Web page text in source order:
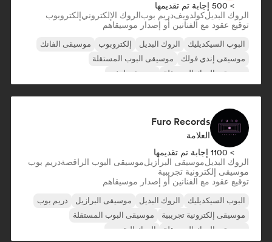
> 500 إجابة تم تقديمها
الروك البديلكولدويفدريم بوبالروك الإلكترونيإلكتروبوب
توقيع عقود مع الفنانين أو إصدار موسيقاهم
البوب السيكديليك الروك البديل إلكتروبوب
موسيقى الفانك
موسيقى إندي فولك
موسيقى البوب المستقلة
موسيقى الروك المستقلة
موسيقى لوفي
Furo Records
العلامة
> 1100 إجابة تم تقديمها
الروك البديلموسيقى البرازيلموسيقى البوب الراقصةدريم بوب
موسيقى إلكترونية تجريبية
توقيع عقود مع الفنانين أو إصدار موسيقاهم
البوب السيكديليك الروك البديل موسيقى البرازيل
دريم بوب
موسيقى إلكترونية تجريبية
موسيقى البوب المستقلة
موسيقى الروك المستقلة
الروك التقدمي